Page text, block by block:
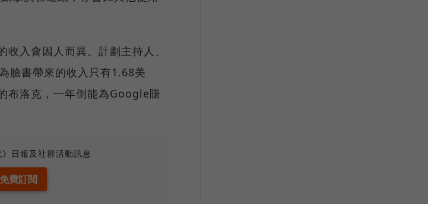
入會因人而異。計劃主持人、
臉書帶來的收入只有1.68美
布洛克，一年倒能為Google賺
日報及社群活動訊息